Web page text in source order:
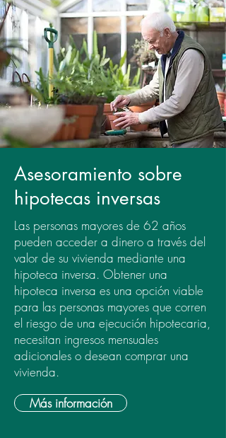
Asesoramiento sobre
hipotecas inversas
Las personas mayores de 62 años
pueden acceder a dinero a través del
valor de su vivienda mediante una
hipoteca inversa. Obtener una
hipoteca inversa es una opción viable
para las personas mayores que corren
el riesgo de una ejecución hipotecaria,
necesitan ingresos mensuales
adicionales o desean comprar una
vivienda.
Más información